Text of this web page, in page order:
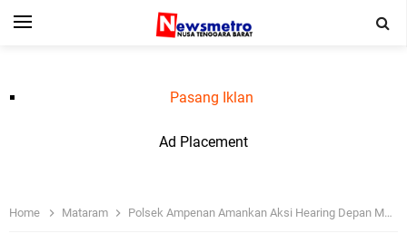
Pasang Iklan
Ad Placement
Home Mataram Polsek Ampenan Amankan Aksi Hearing Depan Mapolda NTB